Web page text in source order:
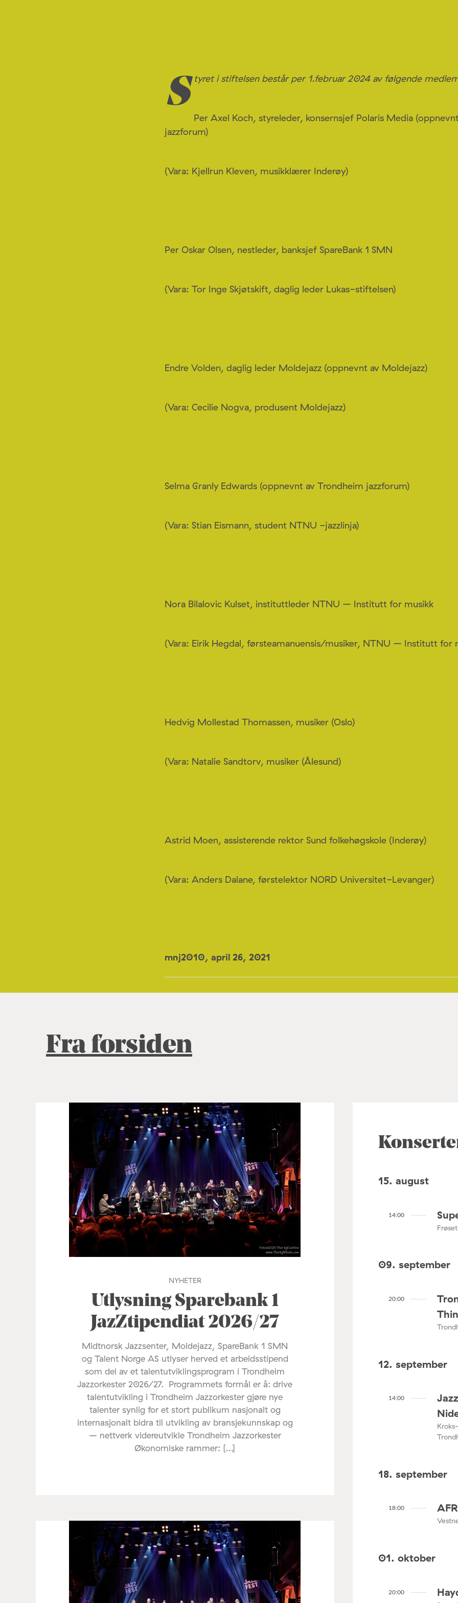
S tyret i stiftelsen består per 1.februar 2024 av følgende
Per Axel Koch, styreleder, konsernsjef Polaris Media
jazzforum)
(Vara: Kjellrun Kleven, musikklærer Inderøy)
Per Oskar Olsen, nestleder, banksjef SpareBank 1 SMN
(Vara: Tor Inge Skjøtskift, daglig leder Lukas-stiftelsen)
Endre Volden, daglig leder Moldejazz (oppnevnt av Moldejazz)
(Vara: Cecilie Nogva, produsent Moldejazz)
Selma Granly Edwards (oppnevnt av Trondheim jazzforum)
(Vara: Stian Eismann, student NTNU -jazzlinja)
Nora Bilalovic Kulset, instituttleder NTNU – Institutt for musikk
(Vara: Eirik Hegdal, førsteamanuensis/musiker, NTNU – Institutt for
Hedvig Mollestad Thomassen, musiker (Oslo)
(Vara: Natalie Sandtorv, musiker (Ålesund)
Astrid Moen, assisterende rektor Sund folkehøgskole (Inderøy)
(Vara: Anders Dalane, førstelektor NORD Universitet-Levanger)
mnj2010, april 26, 2021
Fra forsiden
NYHETER
Utlysning Sparebank 1
JazZtipendiat 2026/27
Midtnorsk Jazzsenter, Moldejazz, SpareBank 1 SMN
og Talent Norge AS utlyser herved et arbeidsstipend
som del av et talentutviklingsprogram i Trondheim
Jazzorkester 2026/27. Programmets formål er å: drive
talentutvikling i Trondheim Jazzorkester gjøre nye
talenter synlig for et stort publikum nasjonalt og
internasjonalt bidra til utvikling av bransjekunnskap og
– nettverk videreutvikle Trondheim Jazzorkester
Økonomiske rammer: […]
15. august
14:00
09. september
20:00
12. september
14:00
18. september
18:00
01. oktober
20:00